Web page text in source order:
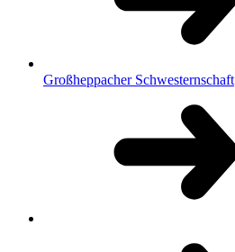
Großheppacher Schwesternschaft